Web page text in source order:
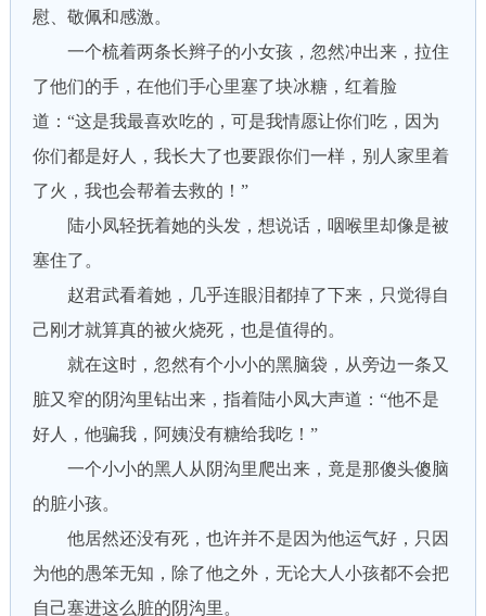
慰、敬佩和感激。
一个梳着两条长辫子的小女孩，忽然冲出来，拉住
了他们的手，在他们手心里塞了块冰糖，红着脸
道：“这是我最喜欢吃的，可是我情愿让你们吃，因为
你们都是好人，我长大了也要跟你们一样，别人家里着
了火，我也会帮着去救的！”
陆小凤轻抚着她的头发，想说话，咽喉里却像是被
塞住了。
赵君武看着她，几乎连眼泪都掉了下来，只觉得自
己刚才就算真的被火烧死，也是值得的。
就在这时，忽然有个小小的黑脑袋，从旁边一条又
脏又窄的阴沟里钻出来，指着陆小凤大声道：“他不是
好人，他骗我，阿姨没有糖给我吃！”
一个小小的黑人从阴沟里爬出来，竟是那傻头傻脑
的脏小孩。
他居然还没有死，也许并不是因为他运气好，只因
为他的愚笨无知，除了他之外，无论大人小孩都不会把
自己塞进这么脏的阴沟里。